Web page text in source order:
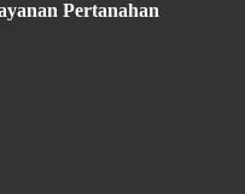
Pertanahan